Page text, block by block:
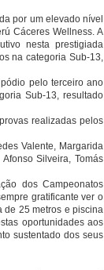
por um elevado nível
Cáceres Wellness. A
nesta prestigiada
na categoria Sub-13,
pelo terceiro ano
Sub-13, resultado
realizadas pelos
Valente, Margarida
Silveira, Tomás
dos Campeonatos
gratificante ver o
de 25 metros e piscina
oportunidades aos
sustentado dos seus